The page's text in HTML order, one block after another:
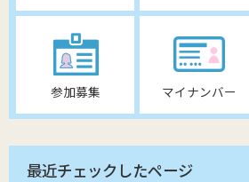
参加募集 マイナンバー
最近チェックしたページ